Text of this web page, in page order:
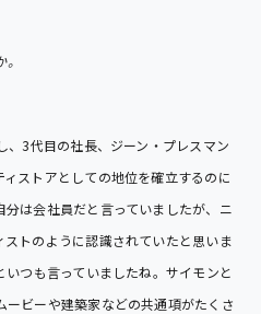
3代目の社長、ジーン・プレスマン
ストアとしての地位を確立するのに
は会社員だと言っていましたが、ニ
トのように認識されていたと思いま
つも言っていましたね。サイモンと
ビーや建築家などの共通項がたくさ